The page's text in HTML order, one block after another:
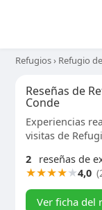
Refugios› Refugio
Reseñas de
Conde
Experiencias
visitas de
2
reseñas de
★★★★★4,0
Ver ficha del